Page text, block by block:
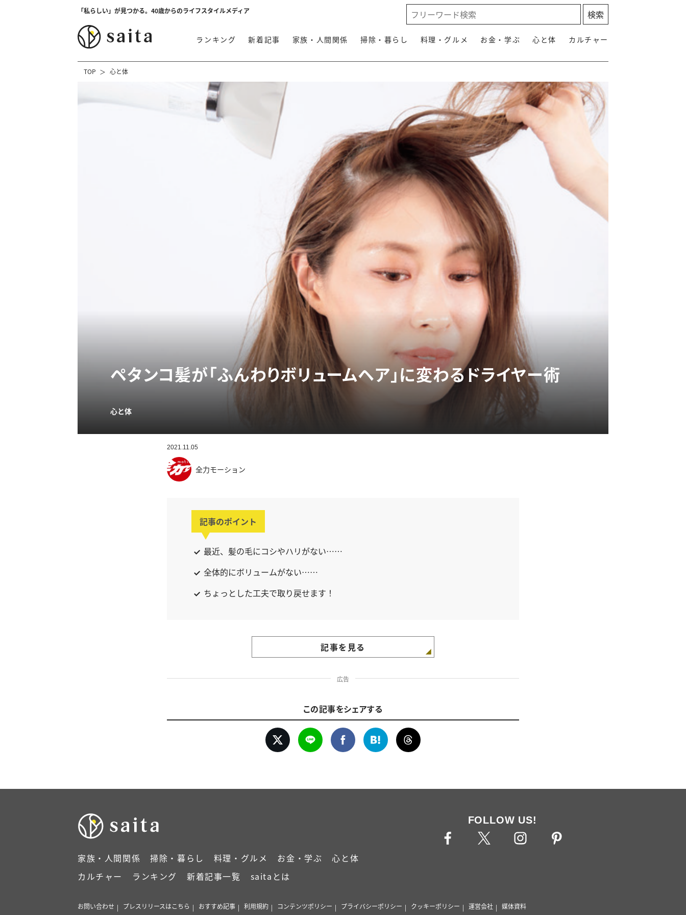
「私らしい」が見つかる。40歳からのライフスタイルメディア
ランキング 新着記事 家族・人間関係 掃除・暮らし 料理・グルメ お金・学ぶ 心と体 カルチャー
TOP 心と体
ペタンコ髪が「ふんわりボリュームヘア」に変わるドライヤー術
心と体
2021.11.05
全力モーション
記事のポイント
最近、髪の毛にコシやハリがない……
全体的にボリュームがない……
ちょっとした工夫で取り戻せます！
記事を見る
広告
この記事をシェアする
家族・人間関係 掃除・暮らし 料理・グルメ お金・学ぶ
心と体
カルチャー
ランキング 新着記事一覧 saitaとは
FOLLOW US!
お問い合わせ プレスリリースはこちら おすすめ記事 利用規約 コンテンツポリシー プライバシーポリシー クッキーポリシー 運営会社 媒体資料